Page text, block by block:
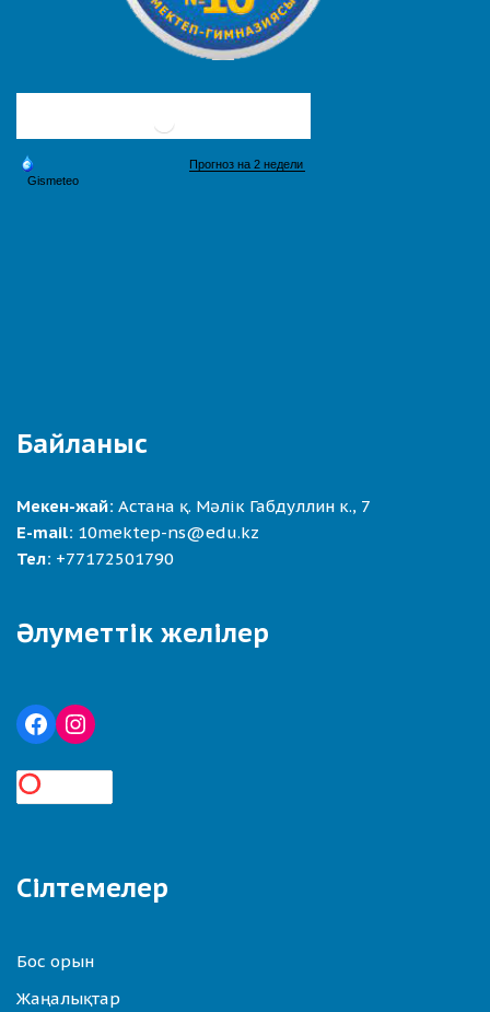
Байланыс
Мекен-жай: Астана қ. Мәлік Габдуллин к., 7
E-mail: 10mektep-ns@edu.kz
Тел: +77172501790
Әлуметтік желілер
Сілтемелер
Бос орын
Жаңалықтар